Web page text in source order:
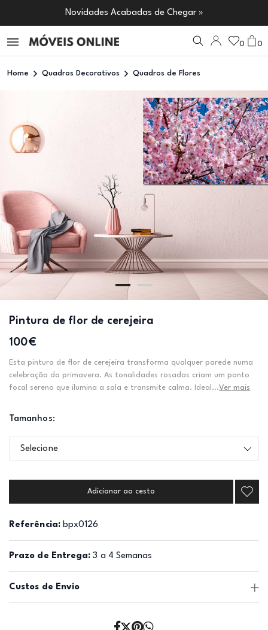
Novidades Acabadas de Chegar »
0 0
Home Quadros Decorativos Quadros de Flores
Pintura de flor de cerejeira
100€
Esta pintura de flor de cerejeira transforma qualquer parede numa
celebração da primavera. As tonalidades rosadas criam um ponto
focal sereno que ilumina a sala e transmite calma. Ideal...Ver mais
Tamanhos:
Selecione
Adicionar ao cesto
Referência: bpx0126
Prazo de Entrega: 3 a 4 Semanas
Custos de Envio